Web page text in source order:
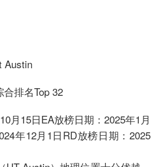
Austin
排名Top 32
月15日EA放榜日期：2025年1月
年12月1日RD放榜日期：2025